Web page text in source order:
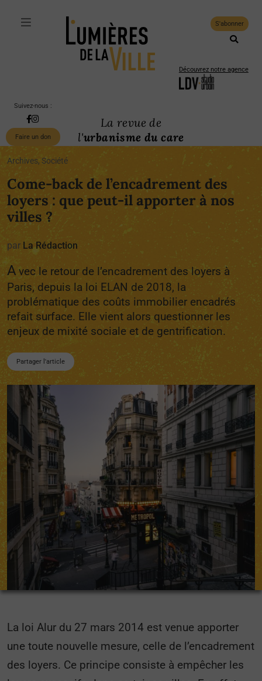
S'abonner
Découvrez notre agence
Suivez-nous :
Faire un don
La revue de
l'urbanisme du care
Archives, Société
Come-back de l’encadrement des
loyers : que peut-il apporter à nos
villes ?
par La Rédaction
A vec le retour de l’encadrement des loyers à
Paris, depuis la loi ELAN de 2018, la
problématique des coûts immobilier encadrés
refait surface. Elle vient alors questionner les
enjeux de mixité sociale et de gentrification.
Partager l'article
La loi Alur du 27 mars 2014 est venue apporter
une toute nouvelle mesure, celle de l’encadrement
des loyers. Ce principe consiste à empêcher les